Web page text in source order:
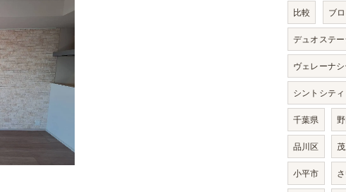
比較 ブ
デュオステー
ヴェレーナ
シントシティ
千葉県
品川区
小平市